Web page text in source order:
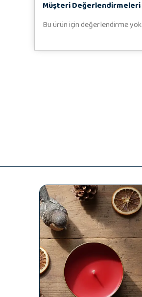
Müşteri Değerlendirmeleri
Bu ürün için değerlendirme yok